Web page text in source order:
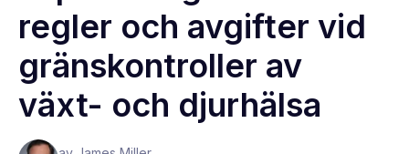
regler och avgifter vid
gränskontroller av
växt- och djurhälsa